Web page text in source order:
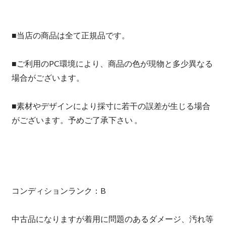
■当店の商品は全て正規品です。
■ご利用のPC環境により、商品の色が現物と多少異なる
場合がございます。
■素材やデザインにより採寸に若干の誤差が生じる場合
がございます。予めご了承下さい 。
コンディションランク：B
中古品になりますが着用に問題のあるダメージ、汚れ等